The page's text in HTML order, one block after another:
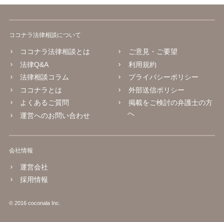
ココナラ法律相談について
ココナラ法律相談とは
法律Q&A
法律相談コラム
ココナラとは
よくあるご質問
運営へのお問い合わせ
ご意見・ご要望
利用規約
プライバシーポリシー
外部送信ポリシー
掲載をご検討の弁護士の方
へ
会社情報
運営会社
採用情報
© 2016 coconala Inc.